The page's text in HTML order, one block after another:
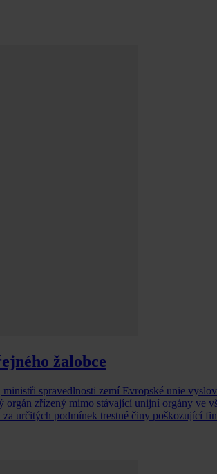
žalobce
spravedlnosti zemí Evropské unie
zřízený mimo stávající unijní orgány ve
určitých podmínek trestné činy poškozující